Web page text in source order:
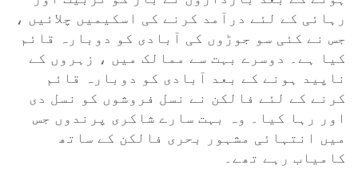
رہائی کے لئے درآمد کرنے کی اسکیمیں چلائیں ،
جس نے کئی سو جوڑوں کی آبادی کو دوبارہ قائم
کیا ہے۔ دوسرے بہت سے ممالک میں ، زہروں کے
ناپید ہونے کے بعد آبادی کو دوبارہ قائم
کرنے کے لئے فالکن نے نسل فروشوں کو نسل دی
اور رہا کیا۔ وہ بہت سارے شاکری پرندوں جس
میں انتہائی مشہور بحری فالکن کے ساتھ
کامیاب رہے تھے۔